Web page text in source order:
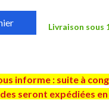
Livraison sous
informe : suite à
seront expédiées